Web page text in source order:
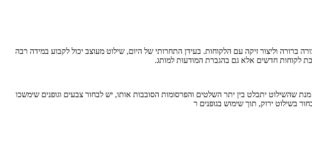
וליצור זיקה עם הלקוחות. בעידן התחרותי של היום, שילוט מעוצב יכול לקבוע במידה רבה
לקוחות חדשים אלא גם בהגברת המודעות למותג.
שהשילוט יתבלט בין יתר השלטים והפרסומות הסובבות אותו, יש לבחור צבעים וגופנים שימשכו
בשילוט ירוק, תוך שימוש בגופנים ר